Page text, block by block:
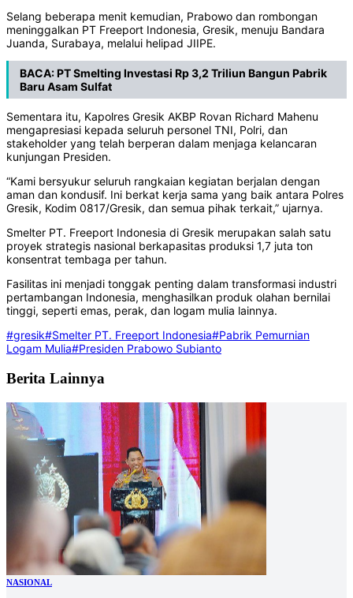
Selang beberapa menit kemudian, Prabowo dan rombongan
meninggalkan PT Freeport Indonesia, Gresik, menuju Bandara
Juanda, Surabaya, melalui helipad JIIPE.
BACA:PT Smelting Investasi Rp 3,2 Triliun Bangun Pabrik
Baru Asam Sulfat
Sementara itu, Kapolres Gresik AKBP Rovan Richard Mahenu
mengapresiasi kepada seluruh personel TNI, Polri, dan
stakeholder yang telah berperan dalam menjaga kelancaran
kunjungan Presiden.
“Kami bersyukur seluruh rangkaian kegiatan berjalan dengan
aman dan kondusif. Ini berkat kerja sama yang baik antara Polres
Gresik, Kodim 0817/Gresik, dan semua pihak terkait,” ujarnya.
Smelter PT. Freeport Indonesia di Gresik merupakan salah satu
proyek strategis nasional berkapasitas produksi 1,7 juta ton
konsentrat tembaga per tahun.
Fasilitas ini menjadi tonggak penting dalam transformasi industri
pertambangan Indonesia, menghasilkan produk olahan bernilai
tinggi, seperti emas, perak, dan logam mulia lainnya.
#gresik#Smelter PT. Freeport Indonesia#Pabrik Pemurnian
Logam Mulia#Presiden Prabowo Subianto
Berita Lainnya
NASIONAL